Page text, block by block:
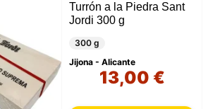
Turrón a la Piedra Sant
Jordi 300 g
300 g
Jijona - Alicante
13,00 €